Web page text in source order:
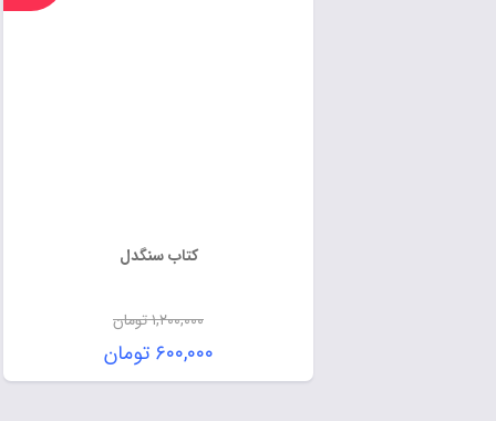
کتاب سنگدل
۱,۲۰۰,۰۰۰تومان
۶۰۰,۰۰۰تومان